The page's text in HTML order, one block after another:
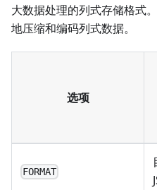
大数据处理的列式存储格式
地压缩和编码列式数据。
选项
FORMAT